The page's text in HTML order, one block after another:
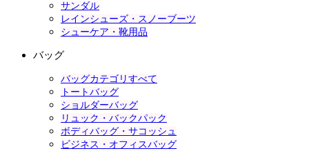
サンダル
レインシューズ・スノーブーツ
シューケア・靴用品
バッグ
バッグカテゴリすべて
トートバッグ
ショルダーバッグ
リュック・バックパック
ボディバッグ・サコッシュ
ビジネス・オフィスバッグ